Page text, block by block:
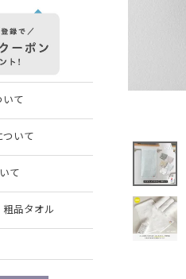
いて
ついて
て
粗品タオル